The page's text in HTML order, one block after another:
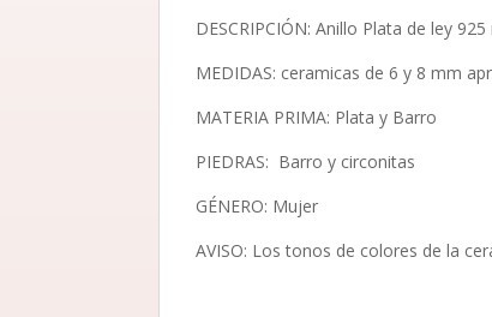
DESCRIPCIÓN: Anillo Plata de ley
MEDIDAS: ceramicas de 6 y 8 mm
MATERIA PRIMA: Plata y Barro
PIEDRAS: Barro y circonitas
GÉNERO: Mujer
AVISO: Los tonos de colores de la